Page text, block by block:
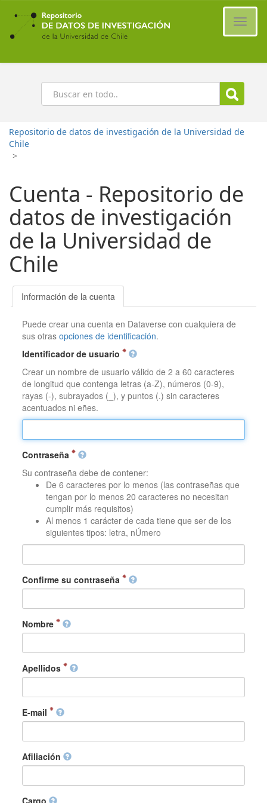
Ir
contenido
principal
Buscar
Repositorio de datos de investigación de la Universidad de
Chile
>
Cuenta - Repositorio de
datos de investigación
de la Universidad de
Chile
Información de la cuenta
Puede crear una cuenta en Dataverse con cualquiera de
sus otrasopciones de identificación.
Identificador de usuario
Crear un nombre de usuario válido de 2 a 60 caracteres
de longitud que contenga letras (a-Z), números (0-9),
rayas (-), subrayados (_), y puntos (.) sin caracteres
acentuados ni eñes.
Contraseña
Su contraseña debe de contener:
De 6 caracteres por lo menos (las contraseñas que
tengan por lo menos 20 caracteres no necesitan
cumplir más requisitos)
Al menos 1 carácter de cada tiene que ser de los
siguientes tipos: letra, nÚmero
Confirme su contraseña
Nombre
Apellidos
E-mail
Afiliación
Cargo